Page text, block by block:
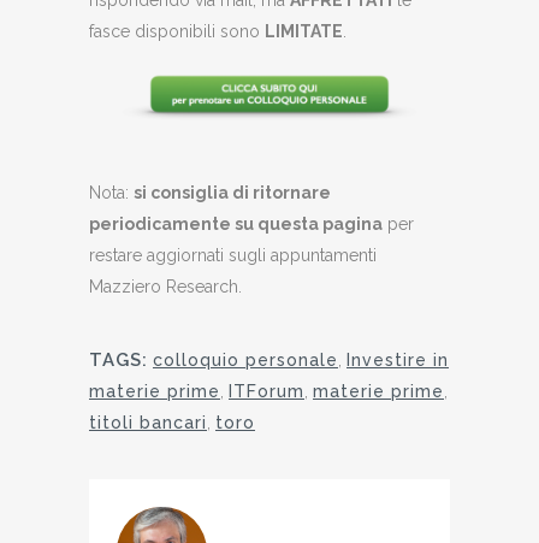
fasce disponibili sono LIMITATE
Nota: si consiglia di ritornare
periodicamente su questa pagina per
restare aggiornati sugli appuntamenti
Mazziero Research.
TAGS: colloquio personale
Investire in
materie prime
ITForum materie prime
titoli bancari
toro